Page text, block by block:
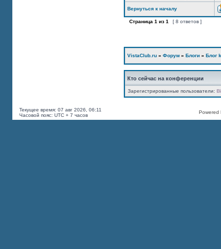
Вернуться к началу
Страница 1 из 1 [ 8 ответов ]
VistaClub.ru » Форум » Блоги » Блог
Кто сейчас на конференции
Зарегистрированные пользователи:
Текущее время: 07 авг 2026, 06:11
Часовой пояс: UTC + 7 часов
Powered